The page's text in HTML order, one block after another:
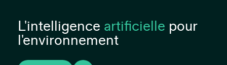
L'intelligence artificielle pour
l'environnement